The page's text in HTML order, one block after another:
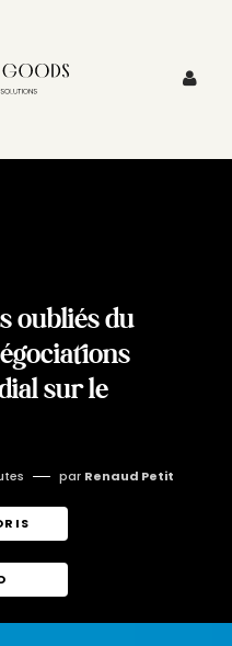
oubliés du
sur le
par Renaud Petit